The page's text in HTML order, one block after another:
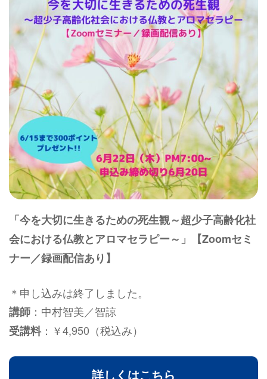
「今を大切に生きるための死生観～超少子高齢化社
会における仏教とアロマセラピー～」【Zoomセミ
ナー／録画配信あり】
＊申し込みは終了しました。
講師 ：中村智美／智諒
受講料：￥4,950（税込み）
詳しくはこちら